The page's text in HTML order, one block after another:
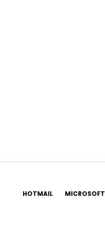
HOTMAIL MICROSOFT